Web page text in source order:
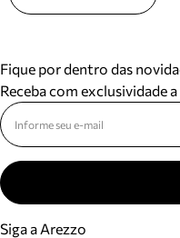
Fique por dentro das
Receba com exclusividade
Siga a Arezzo